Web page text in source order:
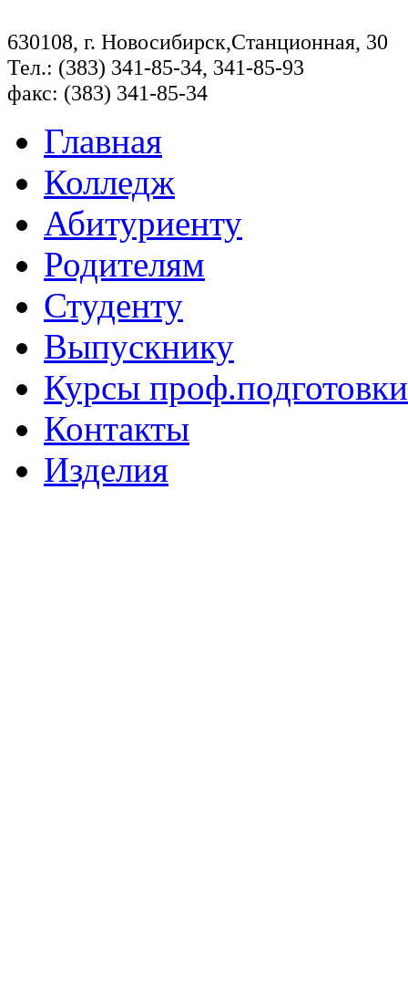
630108, г. Новосибирск,Станционная, 30
Тел.: (383) 341-85-34, 341-85-93
факс: (383) 341-85-34
Главная
Колледж
Абитуриенту
Родителям
Студенту
Выпускнику
Курсы проф.подготовки
Контакты
Изделия